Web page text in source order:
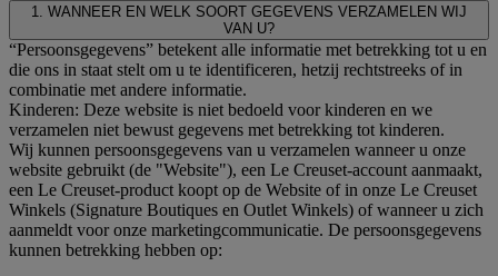
1. WANNEER EN WELK SOORT GEGEVENS VERZAMELEN WIJ
VAN U?
“Persoonsgegevens” betekent alle informatie met betrekking tot u en
die ons in staat stelt om u te identificeren, hetzij rechtstreeks of in
combinatie met andere informatie.
Kinderen: Deze website is niet bedoeld voor kinderen en we
verzamelen niet bewust gegevens met betrekking tot kinderen.
Wij kunnen persoonsgegevens van u verzamelen wanneer u onze
website gebruikt (de "Website"), een Le Creuset-account aanmaakt,
een Le Creuset-product koopt op de Website of in onze Le Creuset
Winkels (Signature Boutiques en Outlet Winkels) of wanneer u zich
aanmeldt voor onze marketingcommunicatie. De persoonsgegevens
kunnen betrekking hebben op: